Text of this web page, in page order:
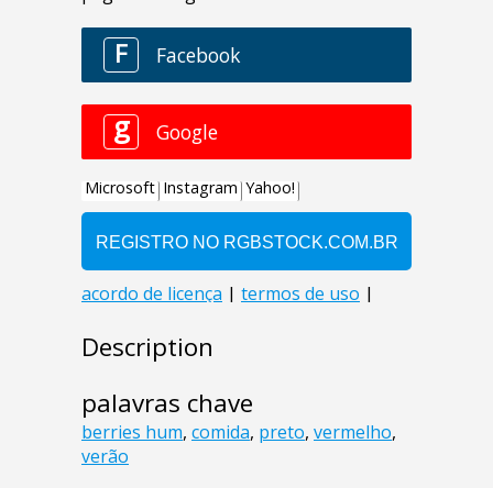
Description
palavras chave
berries hum, comida, preto, vermelho,
verão